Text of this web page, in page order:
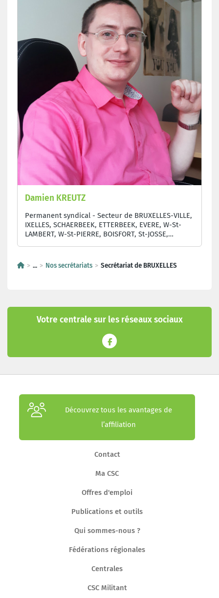
Damien KREUTZ
Permanent syndical - Secteur de BRUXELLES-VILLE,
IXELLES, SCHAERBEEK, ETTERBEEK, EVERE, W-St-
LAMBERT, W-St-PIERRE, BOISFORT, St-JOSSE,
... Nos secrétariats Secrétariat de BRUXELLES
Votre centrale sur les réseaux sociaux
Découvrez tous les avantages de
l’affiliation
Contact
Ma CSC
Offres d'emploi
Publications et outils
Qui sommes-nous ?
Fédérations régionales
Centrales
CSC Militant